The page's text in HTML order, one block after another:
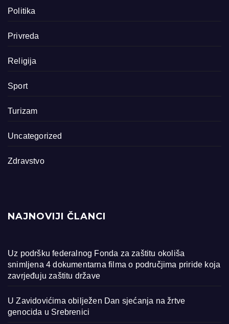
Politika
Privreda
Religija
Sport
Turizam
Uncategorized
Zdravstvo
NAJNOVIJI ČLANCI
Uz podršku federalnog Fonda za zaštitu okoliša
snimljena 4 dokumentarna filma o područjima priride koja
zavrjeđuju zaštitu države
U Zavidovićima obilježen Dan sjećanja na žrtve
genocida u Srebrenici